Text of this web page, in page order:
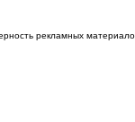
рекламных